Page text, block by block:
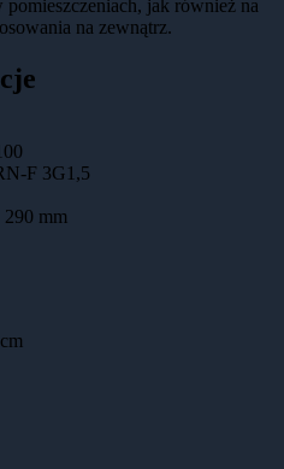
pomieszczeniach, jak również na
na zewnątrz.
F 3G1,5
290 mm
cm